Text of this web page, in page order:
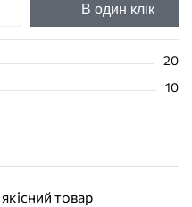
В один клік
20
10
товар